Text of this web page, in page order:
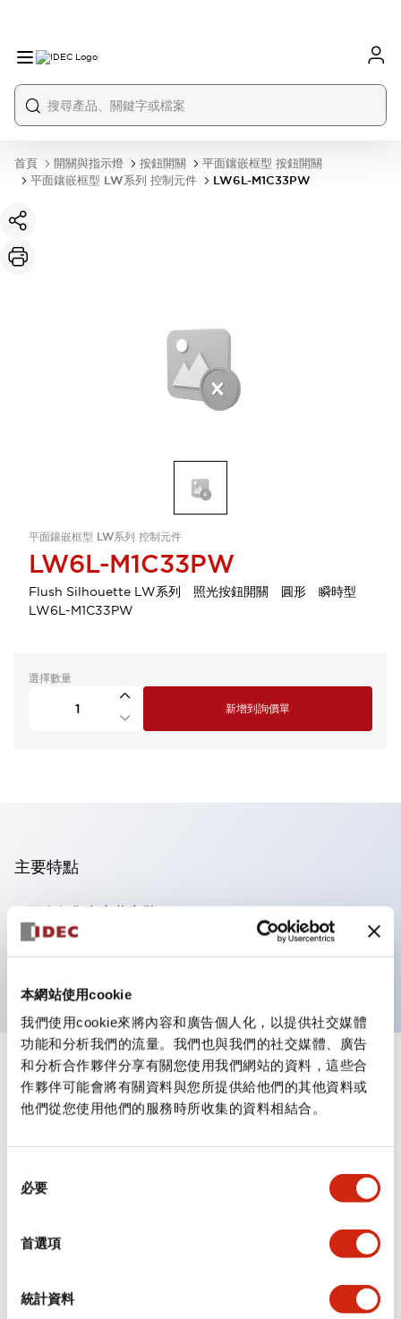
本網站使用cookie
我們使用cookie來將內容和廣告個人化，以提供社交媒體
功能和分析我們的流量。我們也與我們的社交媒體、廣告
和分析合作夥伴分享有關您使用我們網站的資料，這些合
作夥伴可能會將有關資料與您所提供給他們的其他資料或
他們從您使用他們的服務時所收集的資料相結合。
必要
首選項
統計資料
首頁 開關與指示燈 按鈕開關
平面鑲嵌框型 按鈕開關
平面鑲嵌框型 LW系列 控制元件
LW6L-M1C33PW
平面鑲嵌框型 LW系列 控制元件
LW6L-M1C33PW
Flush Silhouette LW系列 照光按鈕開關 圓形 瞬時型
LW6L-M1C33PW
選擇數量
新增到詢價單
主要特點
可進行集合密著安裝
附鎖選擇開關採用高安全性的彈子鎖結構
規格 顯示全部
審美規範
安裝和安裝規範